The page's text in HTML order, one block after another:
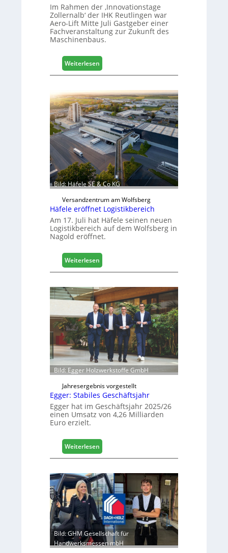
Im Rahmen der ‚Innovationstage
Zollernalb‘ der IHK Reutlingen war
Aero-Lift Mitte Juli Gastgeber einer
Fachveranstaltung zur Zukunft des
Maschinenbaus.
Weiterlesen
M
s
c
h
i
n
e
n
a
u
d
i
g
t
a
i
s
i
e
r
t
s
i
c
h
Bild: Häfele SE & Co KG
Versandzentrum am Wolfsberg
Häfele eröffnet Logistikbereich
Am 17. Juli hat Häfele seinen neuen
Logistikbereich auf dem Wolfsberg in
Nagold eröffnet.
Weiterlesen
H
f
e
l
e
e
r
ö
f
f
n
e
t
L
o
s
t
k
b
e
r
e
i
c
h
Bild: Egger Holzwerkstoffe GmbH
Jahresergebnis vorgestellt
Egger: Stabiles Geschäftsjahr
Egger hat im Geschäftsjahr 2025/26
einen Umsatz von 4,26 Milliarden
Euro erzielt.
Weiterlesen
E
g
e
r
:
S
t
a
b
Bild: GHM Gesellschaft für
Handwerksmessen mbH